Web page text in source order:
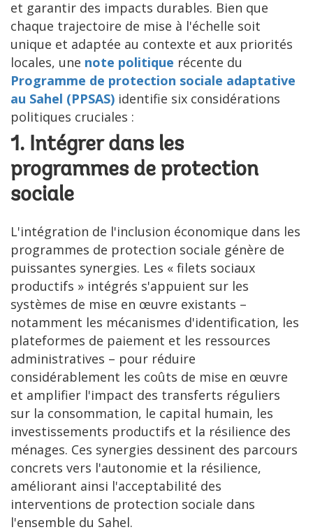
et garantir des impacts durables. Bien que
chaque trajectoire de mise à l'échelle soit
unique et adaptée au contexte et aux priorités
locales, une note politique récente du
Programme de protection sociale adaptative
au Sahel (PPSAS) identifie six considérations
politiques cruciales :
1. Intégrer dans les
programmes de protection
sociale
L'intégration de l'inclusion économique dans les
programmes de protection sociale génère de
puissantes synergies. Les « filets sociaux
productifs » intégrés s'appuient sur les
systèmes de mise en œuvre existants –
notamment les mécanismes d'identification, les
plateformes de paiement et les ressources
administratives – pour réduire
considérablement les coûts de mise en œuvre
et amplifier l'impact des transferts réguliers
sur la consommation, le capital humain, les
investissements productifs et la résilience des
ménages. Ces synergies dessinent des parcours
concrets vers l'autonomie et la résilience,
améliorant ainsi l'acceptabilité des
interventions de protection sociale dans
l'ensemble du Sahel.